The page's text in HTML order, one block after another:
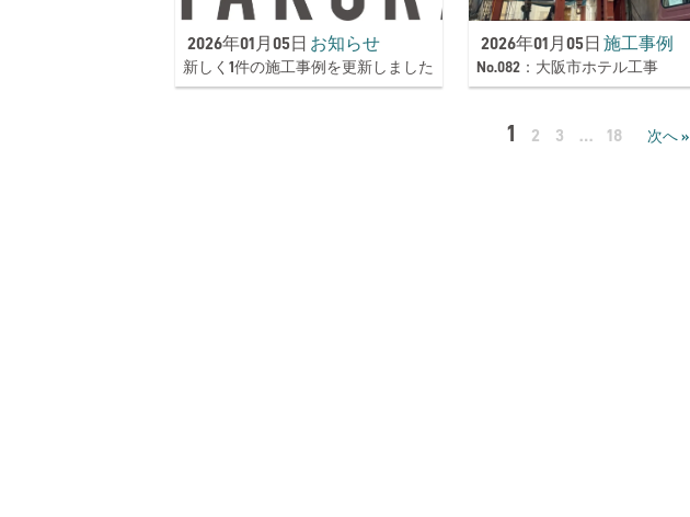
2026年01月05日 お知らせ
新しく1件の施工事例を更新しました
2026年01月05日 施工事例
No.082：大阪市ホテル工事
1 2 3 … 18 次へ »